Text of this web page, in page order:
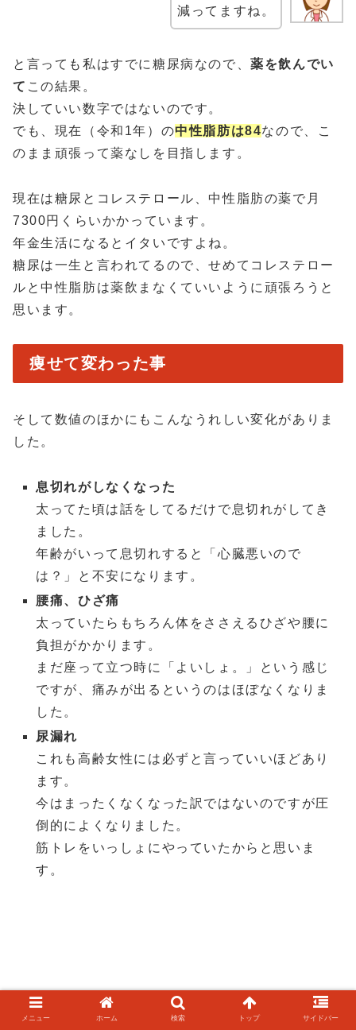
減ってますね。
と言っても私はすでに糖尿病なので、薬を飲んでい
て この結果。
決していい数字ではないのです。
でも、現在（令和1年）の中性脂肪は84なので、こ
のまま頑張って薬なしを目指します。
現在は糖尿とコレステロール、中性脂肪の薬で月
7300円くらいかかっています。
年金生活になるとイタいですよね。
糖尿は一生と言われてるので、せめてコレステロー
ルと中性脂肪は薬飲まなくていいように頑張ろうと
思います。
痩せて変わった事
そして数値のほかにもこんなうれしい変化がありま
した。
息切れがしなくなった
太ってた頃は話をしてるだけで息切れがしてき
ました。
年齢がいって息切れすると「心臓悪いので
は？」と不安になります。
腰痛、ひざ痛
太っていたらもちろん体をささえるひざや腰に
負担がかかります。
まだ座って立つ時に「よいしょ。」という感じ
ですが、痛みが出るというのはほぼなくなりま
した。
尿漏れ
これも高齢女性には必ずと言っていいほどあり
ます。
今はまったくなくなった訳ではないのですが圧
倒的によくなりました。
筋トレをいっしょにやっていたからと思いま
す。
メニュー ホーム 検索 トップ サイドバー